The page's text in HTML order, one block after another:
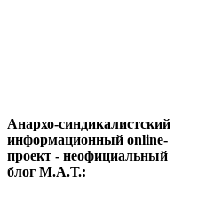
Анархо-синдикалистский
информационный online-
проект - неофициальный
блог М.А.Т.: